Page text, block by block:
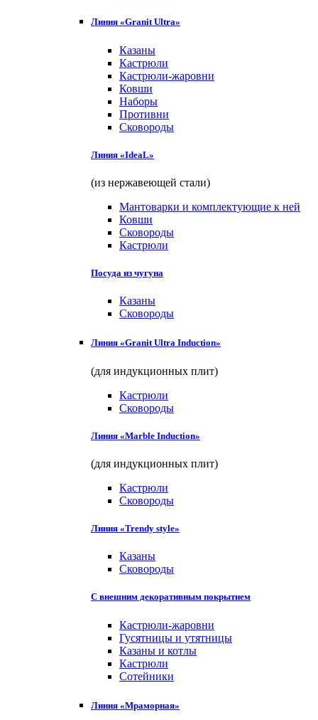
Линия «Granit Ultra»
Казаны
Кастрюли
Кастрюли-жаровни
Ковши
Наборы
Противни
Сковороды
Линия «IdeaL»
(из нержавеющей стали)
Мантоварки и комплектующие к ней
Ковши
Сковороды
Кастрюли
Посуда из чугуна
Казаны
Сковороды
Линия «Granit Ultra Induction»
(для индукционных плит)
Кастрюли
Сковороды
Линия «Marble Induction»
(для индукционных плит)
Кастрюли
Сковороды
Линия «Trendy style»
Казаны
Сковороды
С внешним декоративным покрытием
Кастрюли-жаровни
Гусятницы и утятницы
Казаны и котлы
Кастрюли
Сотейники
Линия «Мраморная»